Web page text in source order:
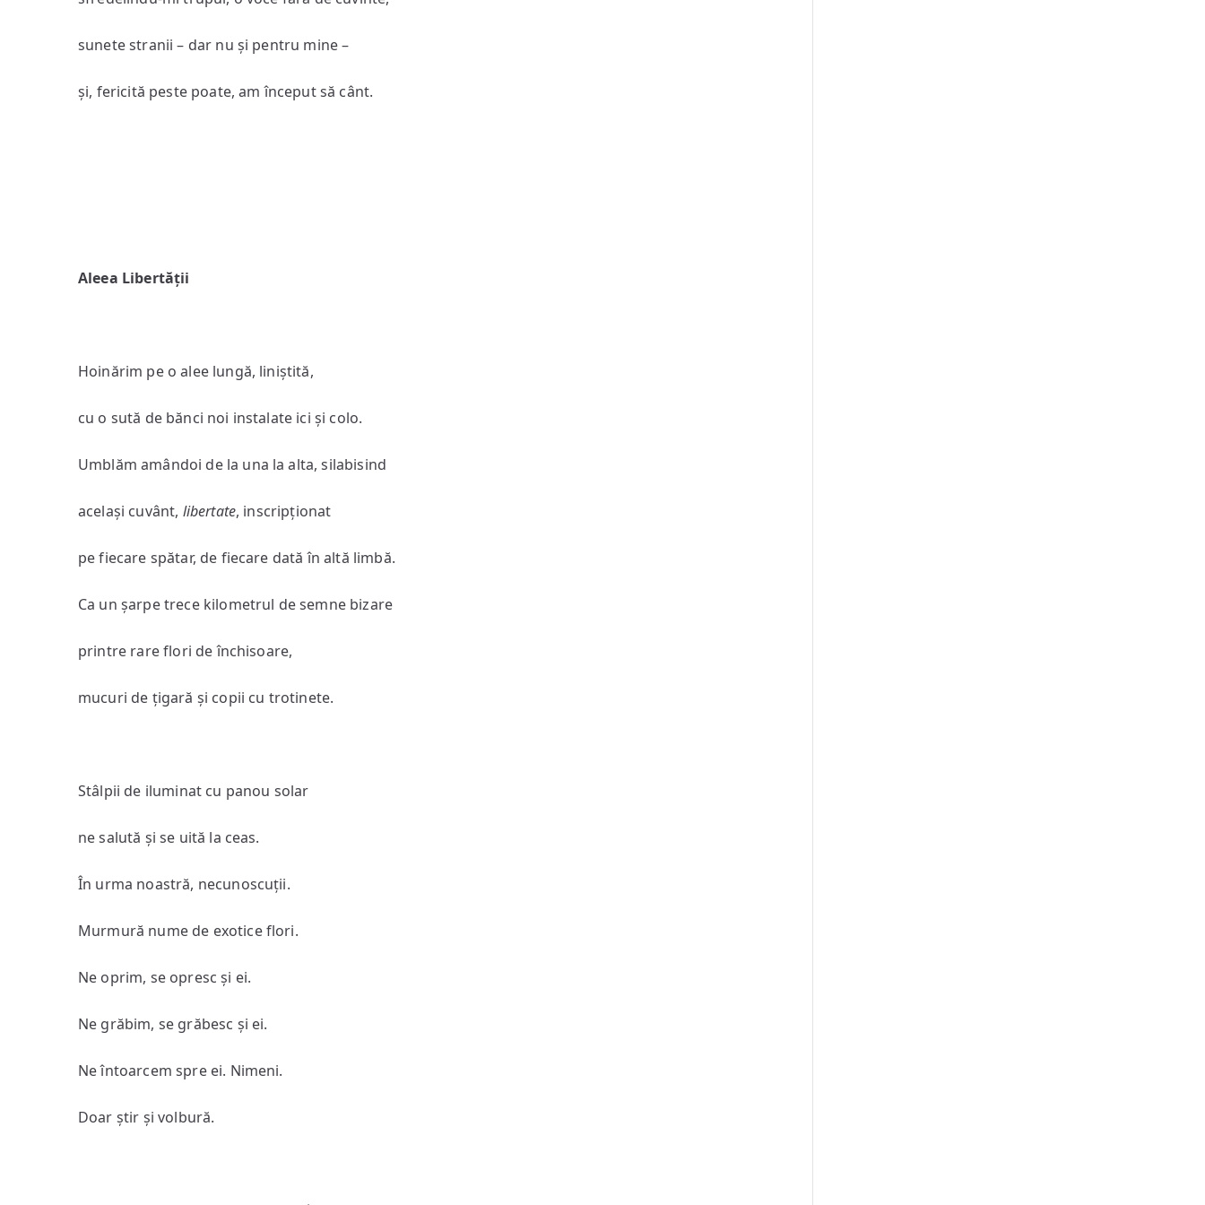
sunete stranii – dar nu și pentru mine –
și, fericită peste poate, am început să cânt.
Aleea Libertății
Hoinărim pe o alee lungă, liniștită,
cu o sută de bănci noi instalate ici și colo.
Umblăm amândoi de la una la alta, silabisind
același cuvânt, libertate, inscripționat
pe fiecare spătar, de fiecare dată în altă limbă.
Ca un șarpe trece kilometrul de semne bizare
printre rare flori de închisoare,
mucuri de țigară și copii cu trotinete.
Stâlpii de iluminat cu panou solar
ne salută și se uită la ceas.
În urma noastră, necunoscuții.
Murmură nume de exotice flori.
Ne oprim, se opresc și ei.
Ne grăbim, se grăbesc și ei.
Ne întoarcem spre ei. Nimeni.
Doar știr și volbură.